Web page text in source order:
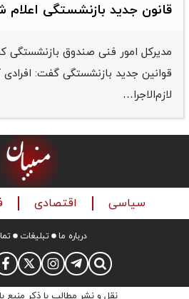
قانون جدید بازنشستگی اعلام
مدیرکل امور فنی صندوق بازنشستگی
قوانین جدید بازنشستگی گفت:
لازم‌الاجرا…
سیاسی اقتصادی
درباره ما تبلیغات
نقل و نشر مطالب با ذکر منبع